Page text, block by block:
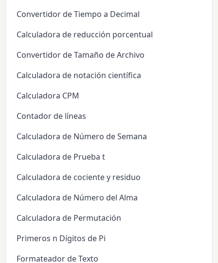
Convertidor de Tiempo a Decimal
Calculadora de reducción porcentual
Convertidor de Tamaño de Archivo
Calculadora de notación científica
Calculadora CPM
Contador de líneas
Calculadora de Número de Semana
Calculadora de Prueba t
Calculadora de cociente y residuo
Calculadora de Número del Alma
Calculadora de Permutación
Primeros n Dígitos de Pi
Formateador de Texto